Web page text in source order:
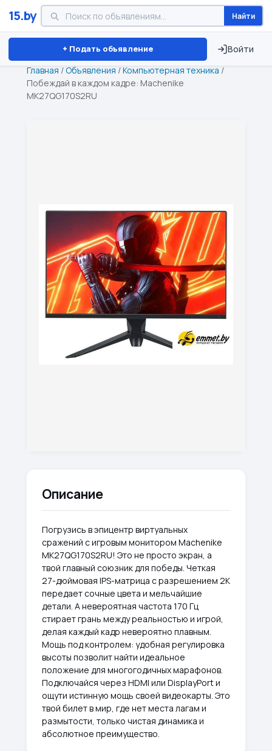
15.by Найти
+ Подать объявление Войти
Минск Витебск Брест ⏱ ТОЛЬКО 15 ДНЕЙ
Главная /Объявления /Компьютерная техника /
Побеждай в каждом кадре: Machenike
MK27QG170S2RU
Описание
Погрузись в эпицентр виртуальных
сражений с игровым монитором Machenike
MK27QG170S2RU! Это не просто экран, а
твой главный союзник для победы. Четкая
27-дюймовая IPS-матрица с разрешением 2K
передает сочные цвета и мельчайшие
детали. А невероятная частота 170 Гц
стирает грань между реальностью и игрой,
делая каждый кадр невероятно плавным.
Мощь под контролем: удобная регулировка
высоты позволит найти идеальное
положение для многогодичных марафонов.
Подключайся через HDMI или DisplayPort и
ощути истинную мощь своей видеокарты. Это
твой билет в мир, где нет места лагам и
размытости, только чистая динамика и
абсолютное преимущество.